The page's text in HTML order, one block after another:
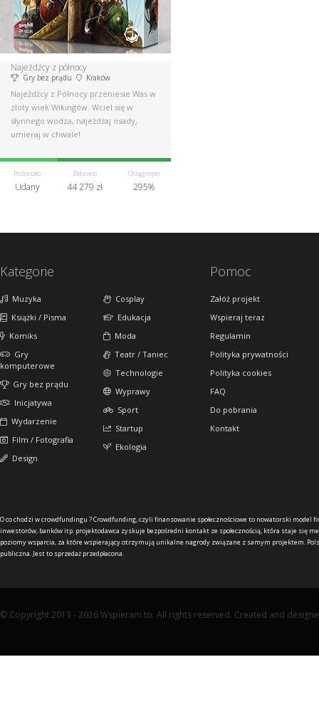
Najeźdźcy z północy
Gry bez prądu Kraków
Najeźdźcy z Północy przeniesie Was w
złoty wiek Wikingów. Wciel się w
słynnego wodza, najeżdżaj osady,
umieraj w chwale!
Pozostało
Udany
Zebrano
44 279 zł
Osiągnięto
295%
Kategorie
Muzyka
Książki / Pisma
Komiks
Gry
komputerowe
Gry bez prądu
Inicjatywa
Wydarzenie
Film / Fotografia
Design
Cosplay
Edukacja
Moda
Teatr / Taniec
Technologie
Wyprawy
Sport
Startup
Ekologia
Pomoc
Załóż projekt
Wspieraj teraz
Regulamin
Polityka prywatności
Polityka cookies
FAQ
Do pobrania
Kontakt
O co chodzi w crowdfundingu ?Crowdfunding, czyli finansowanie społecznościowe to nowatorski model
inwestorów, banków itp. projektodawca zyskuje bezpośredni kontakt ze społecznością, która staje się
poziomy wsparcia, za które wspierający otrzymują unikalne nagrody związane z samym projektem.
publiczna. Jest to sprzedaż przedpłacona.
© Copyright 2013 - 2026 Wspieram.to. All rights reserved. Created and